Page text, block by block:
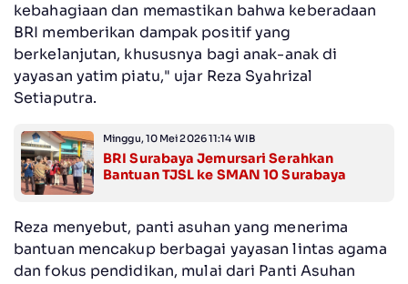
kebahagiaan dan memastikan bahwa keberadaan
BRI memberikan dampak positif yang
berkelanjutan, khususnya bagi anak-anak di
yayasan yatim piatu," ujar Reza Syahrizal
Setiaputra.
Minggu, 10 Mei 2026 11:14 WIB
BRI Surabaya Jemursari Serahkan
Bantuan TJSL ke SMAN 10 Surabaya
Reza menyebut, panti asuhan yang menerima
bantuan mencakup berbagai yayasan lintas agama
dan fokus pendidikan, mulai dari Panti Asuhan